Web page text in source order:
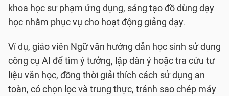
khoa học sư phạm ứng dụng, sáng tạo đồ dùng dạy
học nhằm phục vụ cho hoạt động giảng dạy.
Ví dụ, giáo viên Ngữ văn hướng dẫn học sinh sử dụng
công cụ AI để tìm ý tưởng, lập dàn ý hoặc tra cứu tư
liệu văn học, đồng thời giải thích cách sử dụng an
toàn, có chọn lọc và trung thực, tránh sao chép máy